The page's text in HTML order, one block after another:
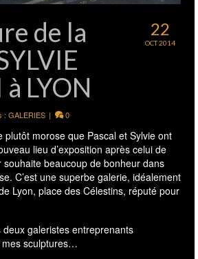
22
OCT 2014
de la
LYON
: GALERIES | 0
plutôt morose que Pascal et Sylvie ont
lieu d’exposition après celui de
souhaite beaucoup de bonheur dans
C’est une superbe galerie, idéalement
Lyon, place des Célestins, réputé pour
galeristes entreprenants
mes sculptures…